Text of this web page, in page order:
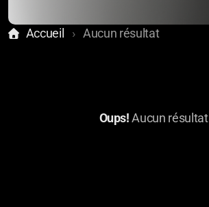
Accueil Aucun résultat
Oups! Aucun résultat